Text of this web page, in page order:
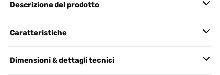
Descrizione del prodotto
Caratteristiche
Dimensioni & dettagli tecnici